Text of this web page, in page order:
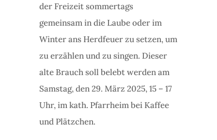
der Freizeit sommertags
gemeinsam in die Laube oder im
Winter ans Herdfeuer zu setzen, um
zu erzählen und zu singen. Dieser
alte Brauch soll belebt werden am
Samstag, den 29. März 2025, 15 – 17
Uhr, im kath. Pfarrheim bei Kaffee
und Plätzchen.